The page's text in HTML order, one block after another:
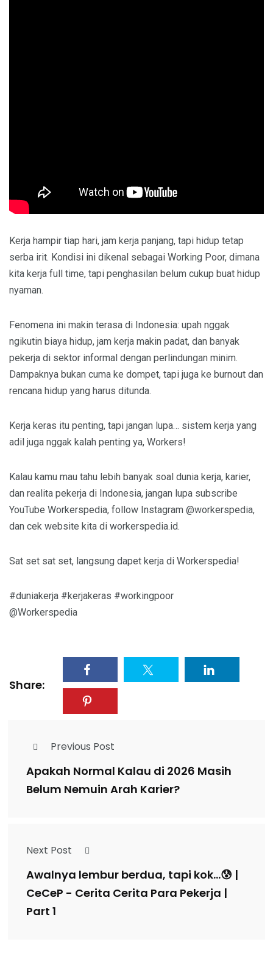
Kerja hampir tiap hari, jam kerja panjang, tapi hidup tetap
serba irit. Kondisi ini dikenal sebagai Working Poor, dimana
kita kerja full time, tapi penghasilan belum cukup buat hidup
nyaman.
Fenomena ini makin terasa di Indonesia: upah nggak
ngikutin biaya hidup, jam kerja makin padat, dan banyak
pekerja di sektor informal dengan perlindungan minim.
Dampaknya bukan cuma ke dompet, tapi juga ke burnout dan
rencana hidup yang harus ditunda.
Kerja keras itu penting, tapi jangan lupa… sistem kerja yang
adil juga nggak kalah penting ya, Workers!
Kalau kamu mau tahu lebih banyak soal dunia kerja, karier,
dan realita pekerja di Indonesia, jangan lupa subscribe
YouTube Workerspedia, follow Instagram @workerspedia,
dan cek website kita di workerspedia.id.
Sat set sat set, langsung dapet kerja di Workerspedia!
#duniakerja #kerjakeras #workingpoor
@Workerspedia
Share:
Previous Post
Apakah Normal Kalau di 2026 Masih
Belum Nemuin Arah Karier?
Next Post
Awalnya lembur berdua, tapi kok...😰 |
CeCeP - Cerita Cerita Para Pekerja |
Part 1